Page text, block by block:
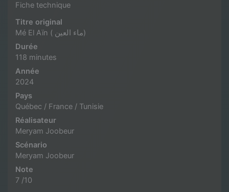
Fiche technique
Titre original
Mé El Aïn ( ماء العين)
Durée
118 minutes
Année
2024
Pays
Québec / France / Tunisie
Réalisateur
Meryam Joobeur
Scénario
Meryam Joobeur
Note
7 /10